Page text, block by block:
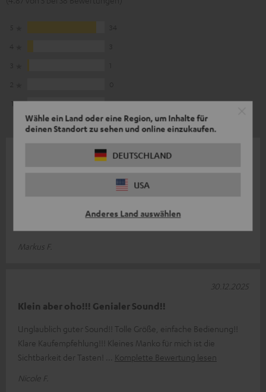
Wähle ein Land oder eine Region, um Inhalte für
deinen Standort zu sehen und online einzukaufen.
DEUTSCHLAND
USA
Anderes Land auswählen
1
0
seine Grösse ein wirklich tolles Teil. Mit seinen 20 Watt RMS hat
Markus F.
Klein aber oho!!! Genialer Sound!!
Unglaublich guter Sound!! Tolle Größe, einfache Bedienung!!
Klare Kaufempfehlung!!! Kleines Manko für mich ist die
Sichtbarkeit der Tasten!
Komplette Bewertung lesen
Nicole F.
30.12.2025